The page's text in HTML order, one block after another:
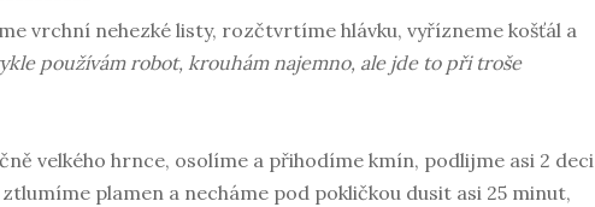
vrchní nehezké listy, rozčtvrtíme hlávku, vyřízneme košťál a
používám robot, krouhám najemno, ale jde to při troše
velkého hrnce, osolíme a přihodíme kmín, podlijme asi 2 deci
plamen a necháme pod pokličkou dusit asi 25 minut,